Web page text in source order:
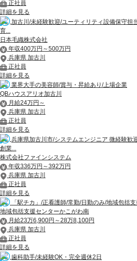
正社員
詳細を見る
加古川/未経験歓迎/ユーティリティ設備保守担
育...
日本毛織株式会社
年収400万円～500万円
兵庫県 加古川
正社員
詳細を見る
業界大手の美容師/賞与・昇給あり/上場企業
QBハウスアリオ加古川
月給24万円～
兵庫県 加古川
正社員
詳細を見る
兵庫県加古川市/システムエンジニア 微経験歓
創業...
株式会社ファインシステム
年収336万円～392万円
兵庫県 加古川
正社員
詳細を見る
「駅チカ」/正看護師/常勤/日勤のみ/地域包括
地域包括支援センターかこがわ南
月給23万6,900円～28万8,100円
兵庫県 加古川
正社員
詳細を見る
歯科助手/未経験OK・完全週休2日